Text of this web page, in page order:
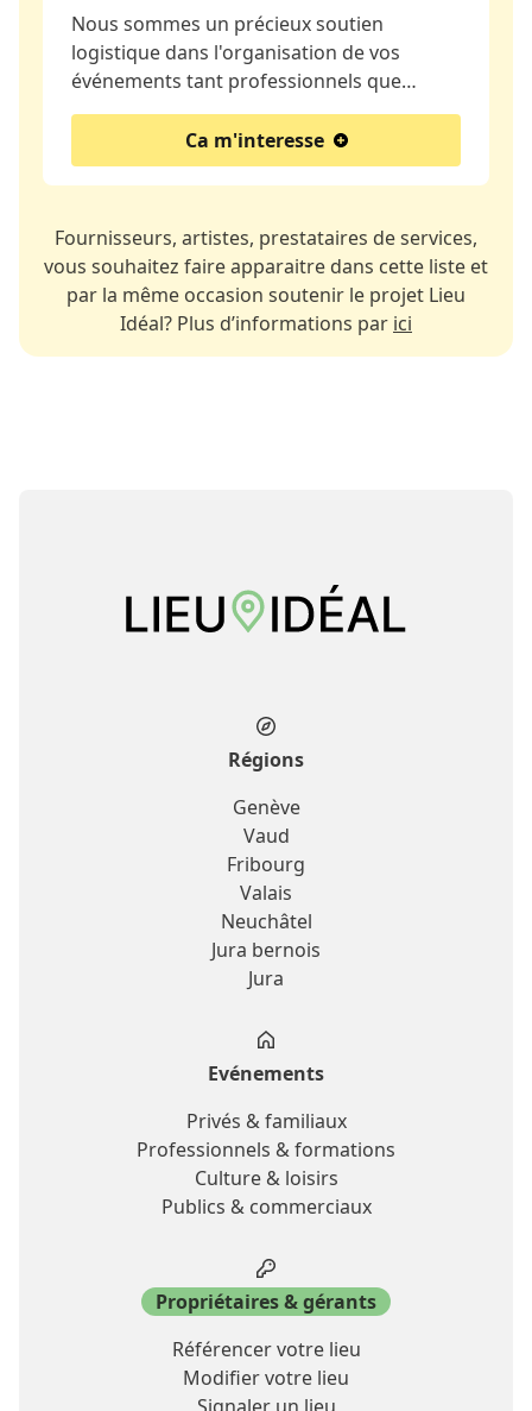
Nous sommes un précieux soutien
logistique dans l'organisation de vos
événements tant professionnels que…
Ca m'interesse
Fournisseurs, artistes, prestataires de services,
vous souhaitez faire apparaitre dans cette liste et
par la même occasion soutenir le projet Lieu
Idéal? Plus d’informations par ici
Régions
Genève
Vaud
Fribourg
Valais
Neuchâtel
Jura bernois
Jura
Evénements
Privés & familiaux
Professionnels & formations
Culture & loisirs
Publics & commerciaux
Propriétaires & gérants
Référencer votre lieu
Modifier votre lieu